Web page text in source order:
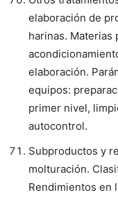
elaboración de
harinas. Materias
elaboración.
equipos:
primer nivel,
autocontrol.
Subproductos y
molturación.
Rendimientos en